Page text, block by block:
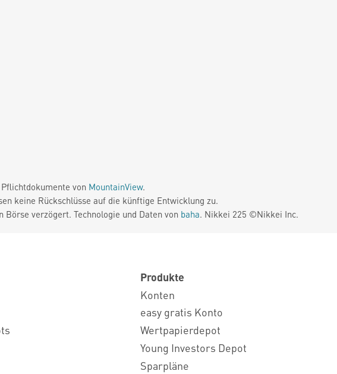
von MountainView.
keine Rückschlüsse auf die künftige Entwicklung zu.
verzögert. Technologie und Daten von baha. Nikkei 225 ©Nikkei Inc.
Produkte
Konten
easy gratis Konto
Wertpapierdepot
Young Investors Depot
Sparpläne